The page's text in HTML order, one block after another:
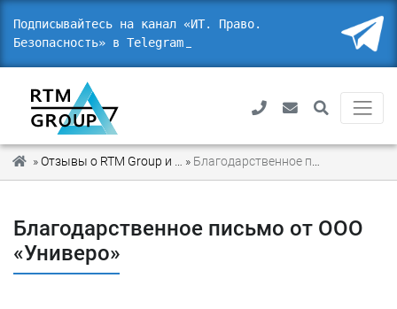
Подписывайтесь на канал «ИТ. Право.
Безопасность» в Telegram
» »
Благодарственное письмо от ООО
«Универо»